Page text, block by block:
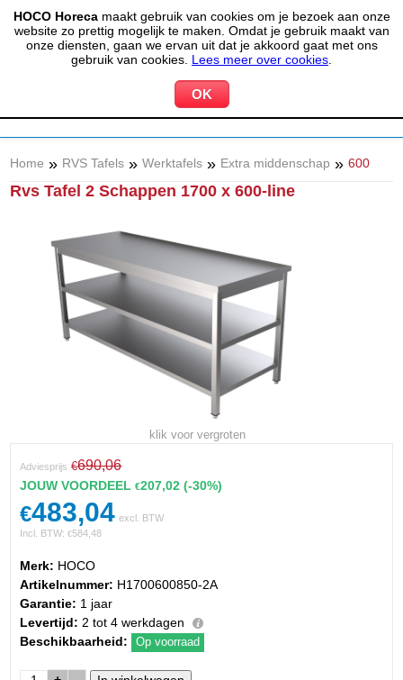
HOCO Horecamaakt gebruik van cookies om je bezoek aan onze
website zo prettig mogelijk te maken. Omdat je gebruik maakt van
onze diensten, gaan we ervan uit dat je akkoord gaat met ons
gebruik van cookies. Lees meer over cookies
(020) 497 6325 info@hocohoreca.nl
MIJN ACCOUNT 0 WINKELWAGEN
Home » RVS Tafels » Werktafels » Extra middenschap » 600
Rvs Tafel 2 Schappen 1700 x 600-line
klik voor vergroten
Adviesprijs €690,06
JOUW VOORDEEL€207,02 (-30%)
€483,04 excl. BTW
Incl. BTW:€584,48
Merk: HOCO
Artikelnummer: H1700600850-2A
Garantie: 1 jaar
Levertijd: 2 tot 4 werkdagen
Beschikbaarheid:
Op voorraad